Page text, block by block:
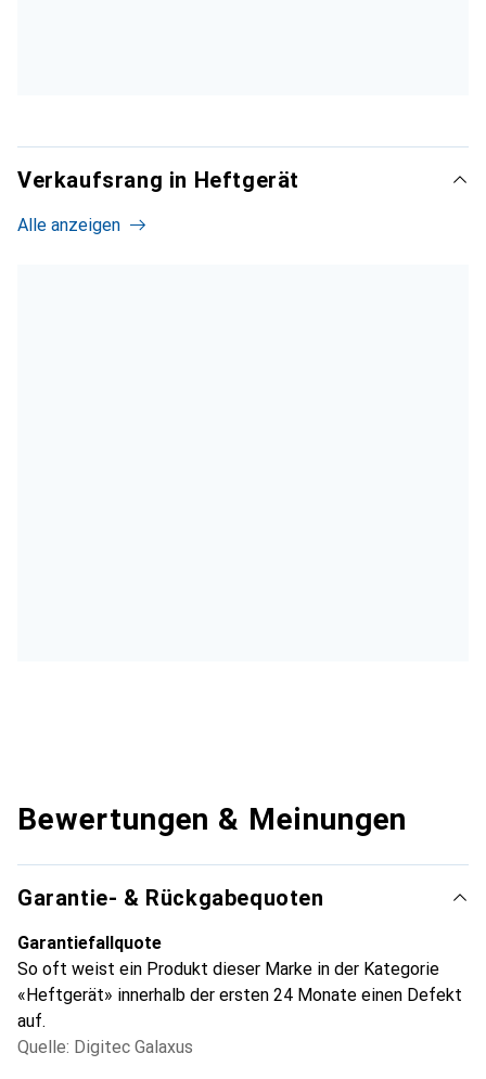
Verkaufsrang in Heftgerät
Alle anzeigen
Bewertungen & Meinungen
Garantie- & Rückgabequoten
Garantiefallquote
So oft weist ein Produkt dieser Marke in der Kategorie
«Heftgerät» innerhalb der ersten 24 Monate einen Defekt
auf.
Quelle: Digitec Galaxus